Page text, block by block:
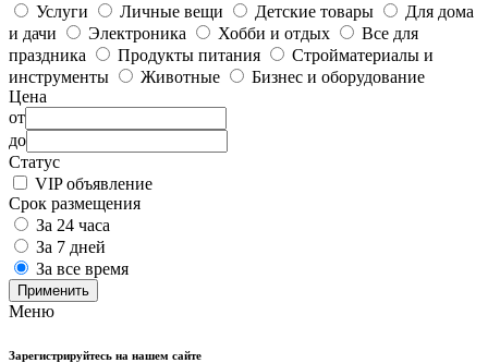
Услуги
Личные вещи Детские товары
Для дома
и дачи
Электроника Хобби и отдых
Все для
праздника
Продукты питания
Стройматериалы и
инструменты
Животные
Бизнес и оборудование
Цена
от
до
Статус
VIP объявление
Срок размещения
За 24 часа
За 7 дней
За все время
Применить
Меню
Зарегистрируйтесь на нашем сайте